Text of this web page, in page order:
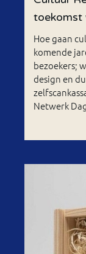
toekomst
Hoe gaan
komende
bezoekers;
design en
Netwerk